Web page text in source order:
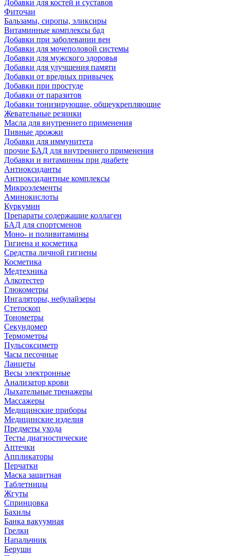
Добавки для костей и суставов
Фиточаи
Бальзамы, сиропы, эликсиры
Витаминные комплексы бад
Добавки при заболевании вен
Добавки для мочеполовой системы
Добавки для мужского здоровья
Добавки для улучшения памяти
Добавки от вредных привычек
Добавки при простуде
Добавки от паразитов
Добавки тонизирующие, общеукрепляющие
Жевательные резинки
Масла для внутреннего применения
Пивные дрожжи
Добавки для иммунитета
прочие БАД для внутреннего применения
Добавки и витаминны при диабете
Антиоксиданты
Антиоксидантные комплексы
Микроэлементы
Аминокислоты
Куркумин
Препараты содержащие коллаген
БАД для спортсменов
Моно- и поливитамины
Гигиена и косметика
Средства личной гигиены
Косметика
Медтехника
Алкотестер
Глюкометры
Ингаляторы, небулайзеры
Стетоскоп
Тонометры
Секундомер
Термометры
Пульсоксиметр
Часы песочные
Ланцеты
Весы электронные
Анализатор крови
Дыхательные тренажеры
Массажеры
Медицинские приборы
Медицинские изделия
Предметы ухода
Тесты диагностические
Аптечки
Аппликаторы
Перчатки
Маска защитная
Таблетницы
Жгуты
Спринцовка
Бахилы
Банка вакуумная
Грелки
Напальчник
Беруши